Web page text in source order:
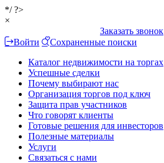
*/ ?>
×
Заказать звонок
Войти
Сохраненные поиски
Каталог недвижимости на торгах
Успешные сделки
Почему выбирают нас
Организация торгов под ключ
Защита прав участников
Что говорят клиенты
Готовые решения для инвесторов
Полезные материалы
Услуги
Связаться с нами